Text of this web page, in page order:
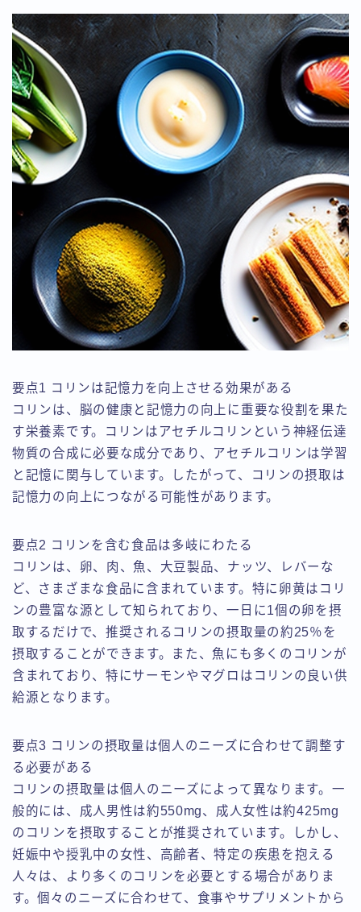
要点1 コリンは記憶力を向上させる効果がある
コリンは、脳の健康と記憶力の向上に重要な役割を果た
す栄養素です。コリンはアセチルコリンという神経伝達
物質の合成に必要な成分であり、アセチルコリンは学習
と記憶に関与しています。したがって、コリンの摂取は
記憶力の向上につながる可能性があります。
要点2 コリンを含む食品は多岐にわたる
コリンは、卵、肉、魚、大豆製品、ナッツ、レバーな
ど、さまざまな食品に含まれています。特に卵黄はコリ
ンの豊富な源として知られており、一日に1個の卵を摂
取するだけで、推奨されるコリンの摂取量の約25％を
摂取することができます。また、魚にも多くのコリンが
含まれており、特にサーモンやマグロはコリンの良い供
給源となります。
要点3 コリンの摂取量は個人のニーズに合わせて調整す
る必要がある
コリンの摂取量は個人のニーズによって異なります。一
般的には、成人男性は約550mg、成人女性は約425mg
のコリンを摂取することが推奨されています。しかし、
妊娠中や授乳中の女性、高齢者、特定の疾患を抱える
人々は、より多くのコリンを必要とする場合がありま
す。個々のニーズに合わせて、食事やサプリメントから